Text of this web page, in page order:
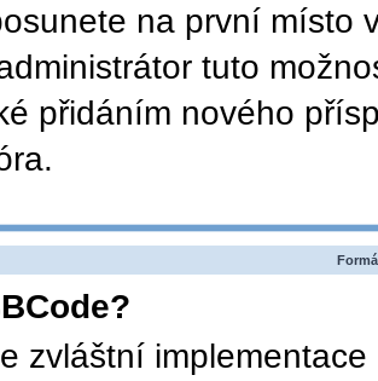
na první místo
tuto
přidáním nového
zvláštní